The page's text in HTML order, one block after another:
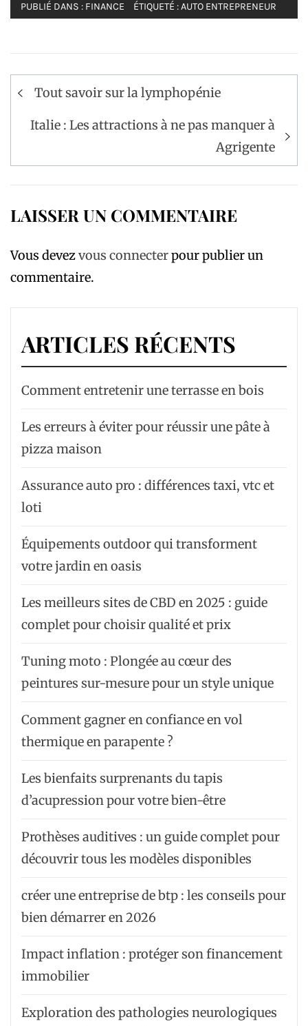
PUBLIÉ DANS : FINANCE ÉTIQUETÉ :AUTO ENTREPRENEUR
Navigation
l’article
Tout savoir sur la lymphopénie
Italie : Les attractions à ne pas manquer à
Agrigente
LAISSER UN COMMENTAIRE
Vous devezvous connecterpour publier un
commentaire.
ARTICLES RÉCENTS
Comment entretenir une terrasse en bois
Les erreurs à éviter pour réussir une pâte à
pizza maison
Assurance auto pro : différences taxi, vtc et
loti
Équipements outdoor qui transforment
votre jardin en oasis
Les meilleurs sites de CBD en 2025 : guide
complet pour choisir qualité et prix
Tuning moto : Plongée au cœur des
peintures sur-mesure pour un style unique
Comment gagner en confiance en vol
thermique en parapente ?
Les bienfaits surprenants du tapis
d’acupression pour votre bien-être
Prothèses auditives : un guide complet pour
découvrir tous les modèles disponibles
créer une entreprise de btp : les conseils pour
bien démarrer en 2026
Impact inflation : protéger son financement
immobilier
Exploration des pathologies neurologiques